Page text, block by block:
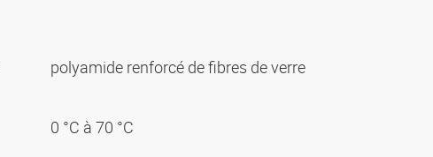
polyamide renforcé de fibres de verre
0 °C à 70 °C